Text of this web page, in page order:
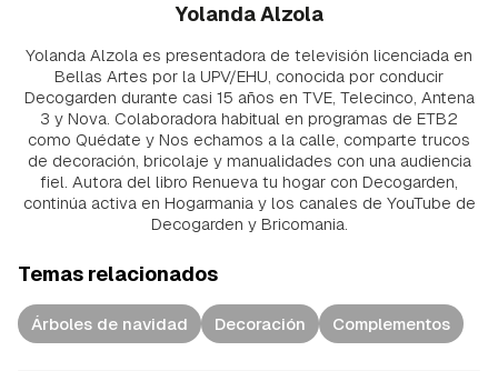
Yolanda Alzola
Yolanda Alzola es presentadora de televisión licenciada en
Bellas Artes por la UPV/EHU, conocida por conducir
Decogarden durante casi 15 años en TVE, Telecinco, Antena
3 y Nova. Colaboradora habitual en programas de ETB2
como Quédate y Nos echamos a la calle, comparte trucos
de decoración, bricolaje y manualidades con una audiencia
fiel. Autora del libro Renueva tu hogar con Decogarden,
continúa activa en Hogarmania y los canales de YouTube de
Decogarden y Bricomania.
Temas relacionados
Árboles de navidad Decoración Complementos